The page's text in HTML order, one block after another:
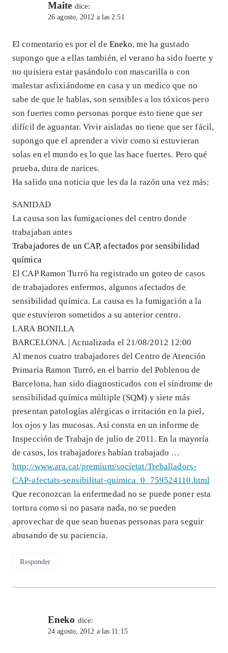
Maite dice:
26 agosto, 2012 a las 2:51
El comentario es por el de Eneko, me ha gustado
supongo que a ellas también, el verano ha sido fuerte y
no quisiera estar pasándolo con mascarilla o con
malestar asfixiándome en casa y un medico que no
sabe de que le hablas, son sensibles a los tóxicos pero
son fuertes como personas porque esto tiene que ser
difícil de aguantar. Vivir aisladas no tiene que ser fácil,
supongo que el aprender a vivir como si estuvieran
solas en el mundo es lo que las hace fuertes. Pero qué
prueba, dura de narices.
Ha salido una noticia que les da la razón una vez más:
SANIDAD
La causa son las fumigaciones del centro donde
trabajaban antes
Trabajadores de un CAP, afectados por sensibilidad
química
El CAP Ramon Turró ha registrado un goteo de casos
de trabajadores enfermos, algunos afectados de
sensibilidad química. La causa es la fumigación a la
que estuvieron sometidos a su anterior centro.
LARA BONILLA
BARCELONA. | Actualizada el 21/08/2012 12:00
Al menos cuatro trabajadores del Centro de Atención
Primaria Ramon Turró, en el barrio del Poblenou de
Barcelona, han sido diagnosticados con el síndrome de
sensibilidad química múltiple (SQM) y siete más
presentan patologías alérgicas o irritación en la piel,
los ojos y las mucosas. Así consta en un informe de
Inspección de Trabajo de julio de 2011. En la mayoría
de casos, los trabajadores habían trabajado …
http://www.ara.cat/premium/societat/Treballadors-
CAP-afectats-sensibilitat-quimica_0_759524110.html
Que reconozcan la enfermedad no se puede poner esta
tortura como si no pasara nada, no se pueden
aprovechar de que sean buenas personas para seguir
abusando de su paciencia.
Responder
Eneko dice:
24 agosto, 2012 a las 11:15